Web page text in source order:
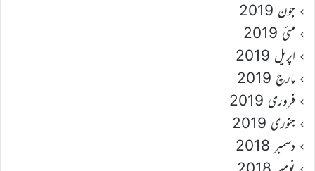
جون 2019
مئی 2019
اپریل 2019
مارچ 2019
فروری 2019
جنوری 2019
دسمبر 2018